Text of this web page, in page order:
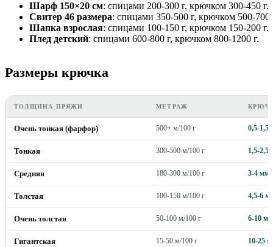
Шарф 150×20 см: спицами 200-300 г, крючком 300-450 г.
Свитер 46 размера: спицами 350-500 г, крючком 500-700
Шапка взрослая: спицами 100-150 г, крючком 150-200 г.
Плед детский: спицами 600-800 г, крючком 800-1200 г.
Размеры крючка
ТОЛЩИНА ПРЯЖИ МЕТРАЖ
Очень тонкая (фарфор) 500+ м/100 г 0,5-1,5
Тонкая 300-500 м/100 г 1,5-2,5
Средняя 180-300 м/100 г 3-4 мм
Толстая 100-150 м/100 г 4,5-6
Очень толстая 50-100 м/100 г 6-10 мм
Гигантская 15-50 м/100 г 10-25